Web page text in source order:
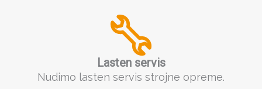
Lasten servis
Nudimo lasten servis strojne opreme.